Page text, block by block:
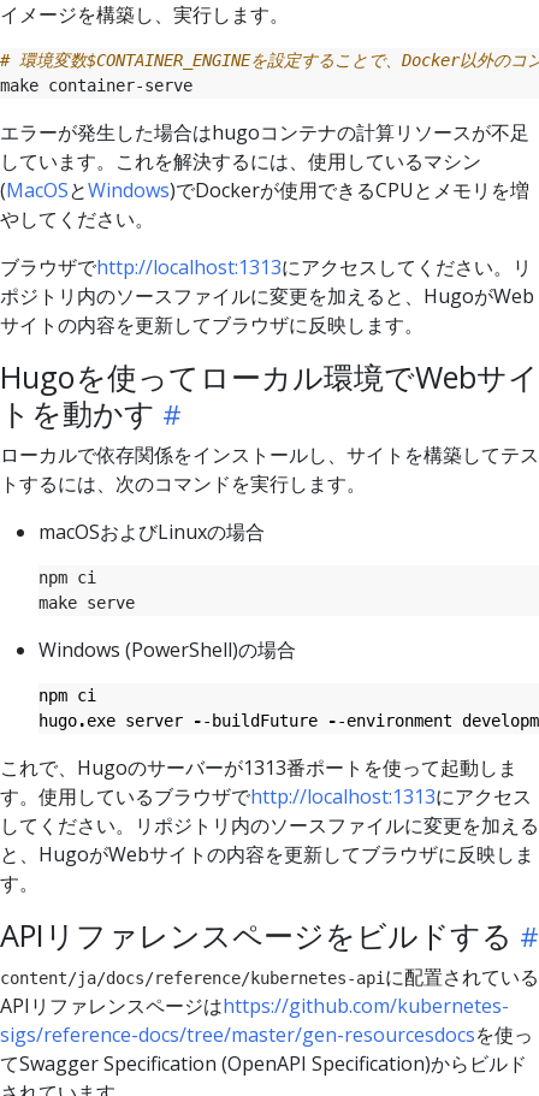
イメージを構築し、実行します。
# 環境変数$CONTAINER_ENGINEを設定することで、Docker以外の
エラーが発生した場合はhugoコンテナの計算リソースが不足
しています。これを解決するには、使用しているマシン
(MacOSとWindows)でDockerが使用できるCPUとメモリを増
やしてください。
ブラウザでhttp://localhost:1313にアクセスしてください。リ
ポジトリ内のソースファイルに変更を加えると、HugoがWeb
サイトの内容を更新してブラウザに反映します。
Hugoを使ってローカル環境でWebサイ
トを動かす
ローカルで依存関係をインストールし、サイトを構築してテス
トするには、次のコマンドを実行します。
macOSおよびLinuxの場合
Windows (PowerShell)の場合
npm ci
hugo.exe server --buildFuture --environment
これで、Hugoのサーバーが1313番ポートを使って起動しま
す。使用しているブラウザでhttp://localhost:1313にアクセス
してください。リポジトリ内のソースファイルに変更を加える
と、HugoがWebサイトの内容を更新してブラウザに反映しま
す。
APIリファレンスページをビルドする
content/ja/docs/reference/kubernetes-api に配置されている
APIリファレンスページはhttps://github.com/kubernetes-
sigs/reference-docs/tree/master/gen-resourcesdocsを使っ
てSwagger Specification (OpenAPI Specification)からビルド